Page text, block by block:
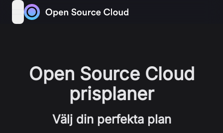
Skip to content
open navigation menu
Open Source Cloud
prisplaner
Välj din perfekta plan